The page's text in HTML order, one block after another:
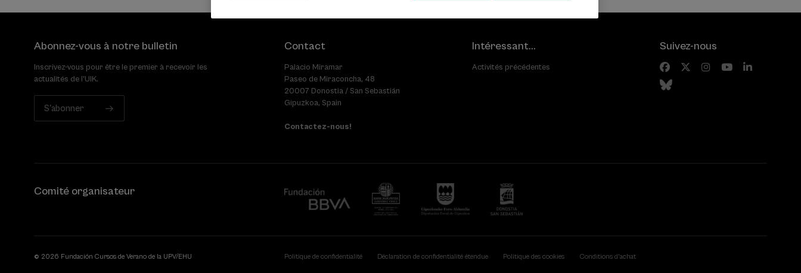
Abonnez-vous à notre bulletin
Inscrivez-vous pour être le premier à recevoir les
actualités de l'UIK.
S'abonner
Contact
Palacio Miramar
Paseo de Miraconcha, 48
20007 Donostia / San Sebastián
Gipuzkoa, Spain
Contactez-nous!
Intéressant...
Activités précédentes
Suivez-nous
Comité organisateur
© 2026 Fundación Cursos de Verano de la UPV/EHU Politique de confidentialité Déclaration de confidentialité étendue Politique des cookies Conditions d'achat